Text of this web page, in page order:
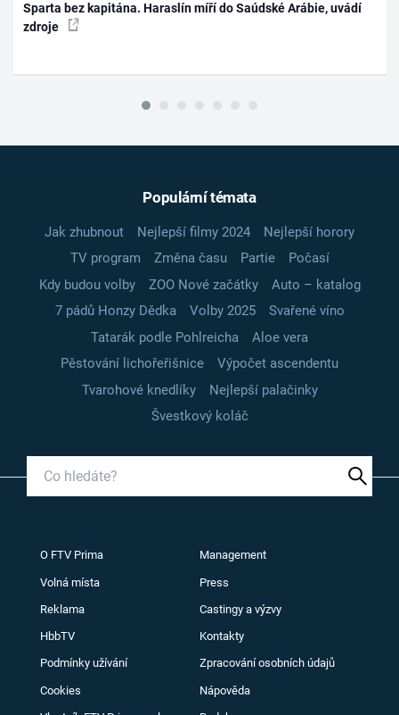
Sparta bez kapitána. Haraslín míří do Saúdské Arábie, uvádí
zdroje
Populární témata
Jak zhubnout Nejlepší filmy 2024
Nejlepší horory
TV program
Změna času Partie
Počasí
Kdy budou volby
ZOO Nové začátky
Auto – katalog
7 pádů Honzy Dědka
Volby 2025
Svařené víno
Tatarák podle Pohlreicha
Aloe vera
Pěstování lichořeřišnice
Výpočet ascendentu
Tvarohové knedlíky
Nejlepší palačinky
Švestkový koláč
O FTV Prima Management
Volná místa Press
Reklama Castingy a výzvy
HbbTV Kontakty
Podmínky užívání Zpracování osobních údajů
Cookies Nápověda